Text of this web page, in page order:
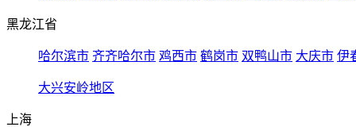
黑龙江省
哈尔滨市 齐齐哈尔市 鸡西市 鹤岗市 双鸭山市 大庆市 伊
大兴安岭地区
上海